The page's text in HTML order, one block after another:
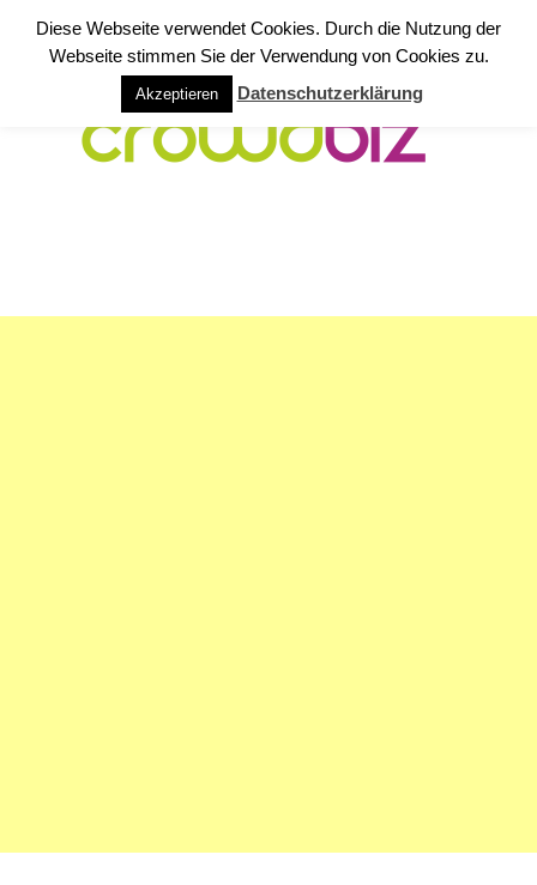
Diese Webseite verwendet Cookies. Durch die Nutzung der
Webseite stimmen Sie der Verwendung von Cookies zu.
Akzeptieren Datenschutzerklärung